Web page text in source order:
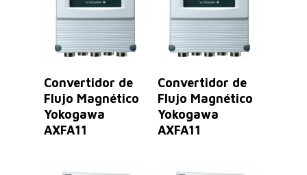
Convertidor de
Flujo Magnético
Yokogawa
AXFA11
Convertidor de
Flujo Magnético
Yokogawa
AXFA11